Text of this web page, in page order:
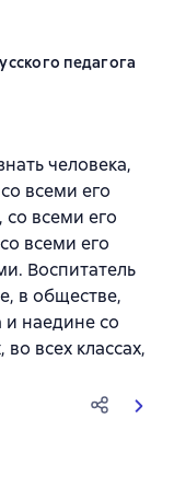
педагога
2 оценок
человека,
всеми его
всеми его
всеми его
Воспитатель
в обществе,
и наедине со
всех классах,